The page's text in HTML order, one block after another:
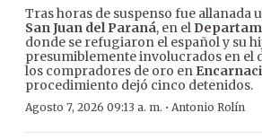
Tras horas de suspenso fue allanada
San Juan del Paraná, en el
donde se refugiaron el español y su
presumiblemente involucrados en el
los compradores de oro en
procedimiento dejó cinco detenidos.
Agosto 7, 2026 09:13 a. m. · Antonio Rolín